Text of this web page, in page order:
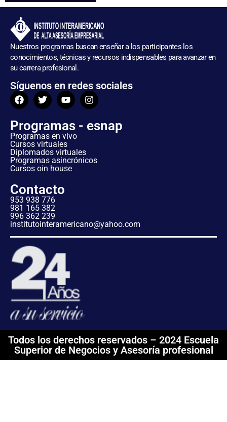
Nuestros programas buscan enseñar a los participantes los
conocimientos, técnicas y recursos indispensables para avanzar en
su carrera profesional.
Síguenos en redes sociales
Programas - esnap
Programas en vivo
Cursos virtuales
Diplomados virtuales
Programas asincrónicos
Cursos oin house
Contacto
953 938 776
981 165 382
996 362 239
institutointeramericano@yahoo.com
Todos los derechos reservados – 2024 Escuela
Superior de Negocios y Asesoría profesional